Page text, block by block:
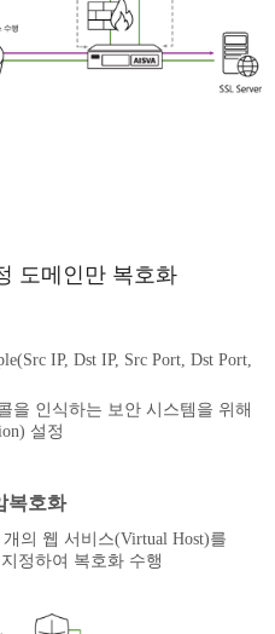
도메인만 복호화
IP, Dst IP, Src Port, Dst Port,
을 인식하는 보안 시스템을 위해
설정
복호화
의 웹 서비스(Virtual Host)를
정하여 복호화 수행